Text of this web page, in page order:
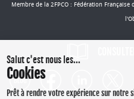
Membre de la 2FPCO : Fédération